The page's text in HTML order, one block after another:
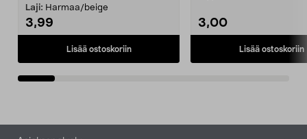
Laji: Harmaa/beige
3,99
Lisää ostoskoriin
3,00
Lisää ostoskoriin
Alatunniste